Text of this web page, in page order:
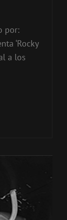
por:
‘Rocky
a los